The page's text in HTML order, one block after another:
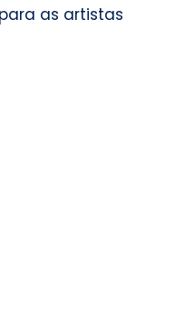
as artistas